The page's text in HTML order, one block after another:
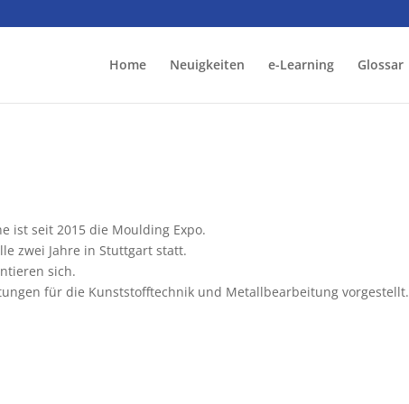
Home Neuigkeiten e-Learning Glossar
ist seit 2015 die Moulding Expo.
zwei Jahre in Stuttgart statt.
sich.
für die Kunststofftechnik und Metallbearbeitung vorgestellt.